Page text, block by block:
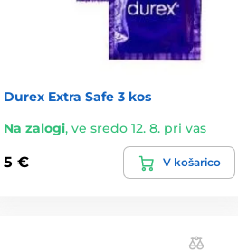
Durex Extra Safe 3 kos
Na zalogi, ve sredo 12. 8. pri vas
5 € V košarico